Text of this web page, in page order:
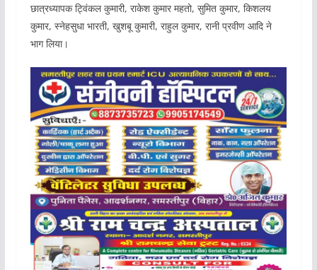
छात्रध्यापक ट्विंकल कुमारी, राकेश कुमार महतो, सुमित कुमार, किशलय
कुमार, स्नेहसुधा भारती, खुशबू कुमारी, राहुल कुमार, रानी प्रवीण आदि ने
भाग लिया।